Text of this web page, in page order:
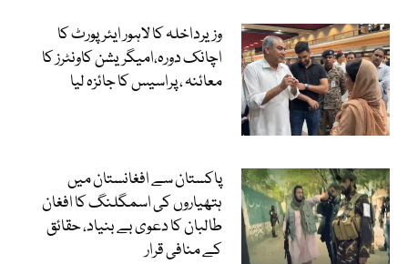
وزیرداخلہ کا لاہور ایئرپورٹ کا
اچانک دورہ،امیگریشن کاونٹرز کا
معائنہ ، پراسیس کا جائزہ لیا
پاکستان سے افغانستان میں
ہتھیاروں کی اسمگلنگ کا افغان
طالبان کا دعوی بے بنیاد، حقائق
کے منافی قرار